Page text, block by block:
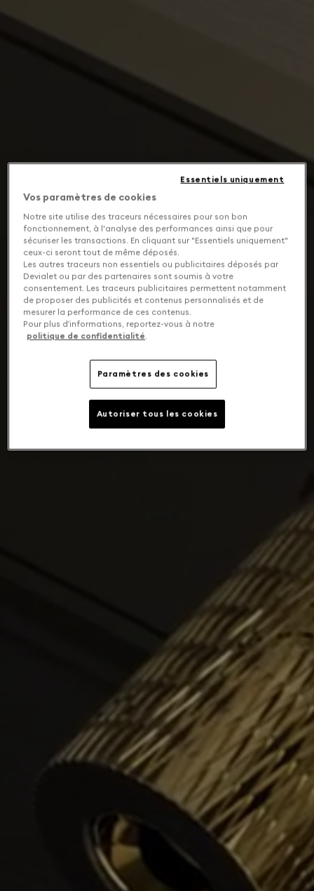
Vos paramètres de cookies
Notre site utilise des traceurs nécessaires pour son bon
fonctionnement, à l'analyse des performances ainsi que pour
sécuriser les transactions. En cliquant sur "Essentiels uniquement"
ceux-ci seront tout de même déposés.
Les autres traceurs non essentiels ou publicitaires déposés par
Devialet ou par des partenaires sont soumis à votre
consentement. Les traceurs publicitaires permettent notamment
de proposer des publicités et contenus personnalisés et de
mesurer la performance de ces contenus.
Pour plus d’informations, reportez-vous à notre
politique de confidentialité.
Paramètres des cookies
Essentiels uniquement
Autoriser tous les cookies